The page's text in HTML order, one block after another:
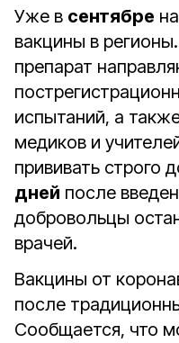
Уже в сентябре
вакцины в
препарат
испытаний, а
медиков и
прививать строго
дней после
добровольцы
врачей.
Вакцины от
после
Сообщается, что